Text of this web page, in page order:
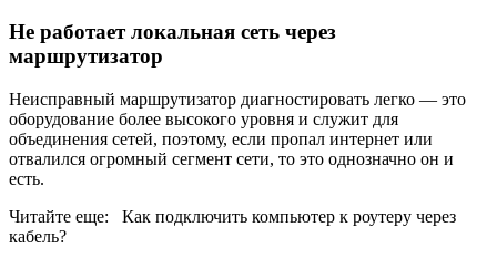
Не работает локальная сеть через
маршрутизатор
Неисправный маршрутизатор диагностировать легко — это
оборудование более высокого уровня и служит для
объединения сетей, поэтому, если пропал интернет или
отвалился огромный сегмент сети, то это однозначно он и
есть.
Читайте еще: Как подключить компьютер к роутеру через
кабель?